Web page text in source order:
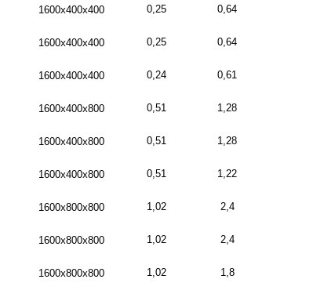
1600х400х400 0,25 0,64
1600х400х400 0,25 0,64
1600х400х400 0,24 0,61
1600х400х800 0,51 1,28
1600х400х800 0,51 1,28
1600х400х800 0,51 1,22
1600х800х800 1,02 2,4
1600х800х800 1,02 2,4
1600х800х800 1,02 1,8